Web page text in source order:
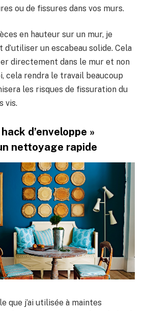
ou de fissures dans vos murs.
en hauteur sur un mur, je
d’utiliser un escabeau solide. Cela
directement dans le mur et non
cela rendra le travail beaucoup
les risques de fissuration du
vis.
d’enveloppe »
nettoyage rapide
que j’ai utilisée à maintes